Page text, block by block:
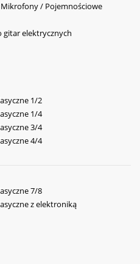
/ Pojemnościowe
gitar elektrycznych
1/2
1/4
3/4
4/4
7/8
z elektroniką